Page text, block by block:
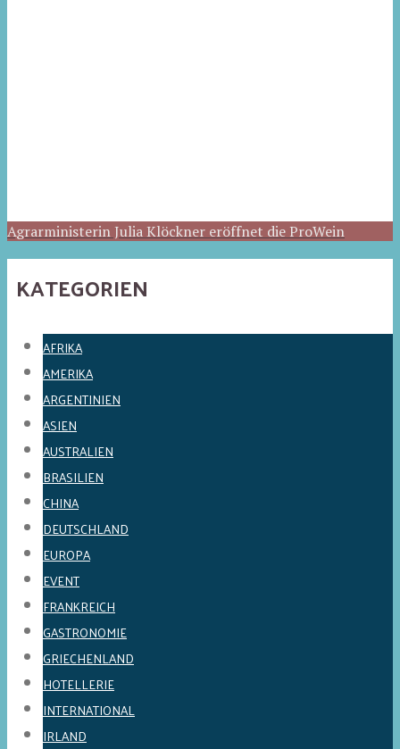
Agrarministerin Julia Klöckner eröffnet die ProWein
KATEGORIEN
AFRIKA
AMERIKA
ARGENTINIEN
ASIEN
AUSTRALIEN
BRASILIEN
CHINA
DEUTSCHLAND
EUROPA
EVENT
FRANKREICH
GASTRONOMIE
GRIECHENLAND
HOTELLERIE
INTERNATIONAL
IRLAND